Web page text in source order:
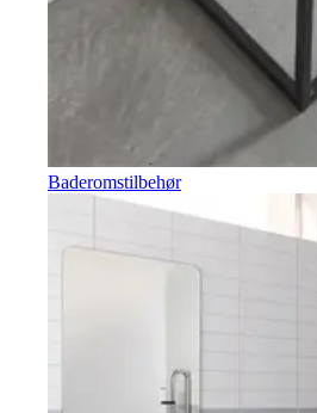
Baderomstilbehør